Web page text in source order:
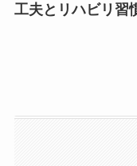
工夫とリハビリ習